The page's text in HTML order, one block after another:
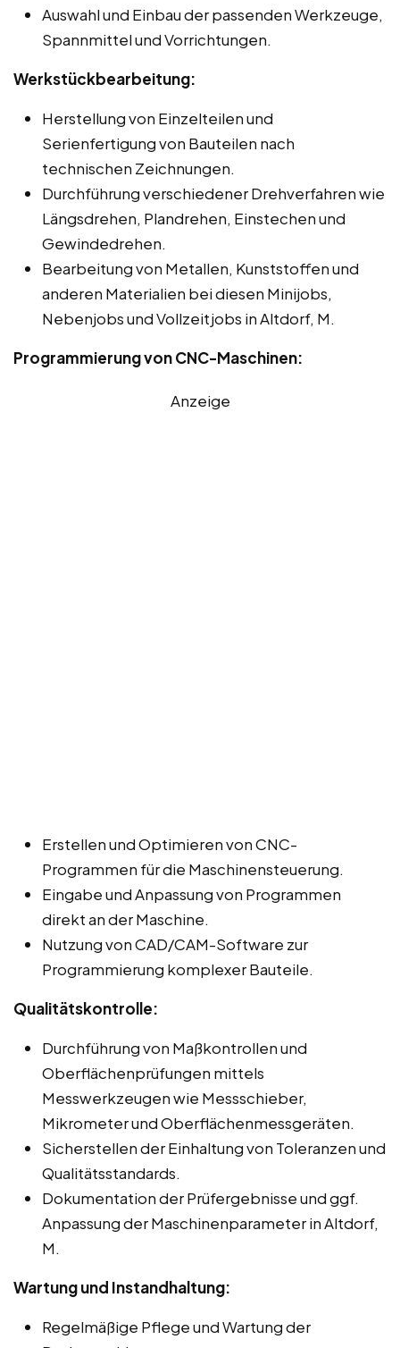
Auswahl und Einbau der passenden Werkzeuge,
Spannmittel und Vorrichtungen.
Werkstückbearbeitung:
Herstellung von Einzelteilen und
Serienfertigung von Bauteilen nach
technischen Zeichnungen.
Durchführung verschiedener Drehverfahren wie
Längsdrehen, Plandrehen, Einstechen und
Gewindedrehen.
Bearbeitung von Metallen, Kunststoffen und
anderen Materialien bei diesen Minijobs,
Nebenjobs und Vollzeitjobs in Altdorf, M.
Programmierung von CNC-Maschinen:
Anzeige
Erstellen und Optimieren von CNC-
Programmen für die Maschinensteuerung.
Eingabe und Anpassung von Programmen
direkt an der Maschine.
Nutzung von CAD/CAM-Software zur
Programmierung komplexer Bauteile.
Qualitätskontrolle:
Durchführung von Maßkontrollen und
Oberflächenprüfungen mittels
Messwerkzeugen wie Messschieber,
Mikrometer und Oberflächenmessgeräten.
Sicherstellen der Einhaltung von Toleranzen und
Qualitätsstandards.
Dokumentation der Prüfergebnisse und ggf.
Anpassung der Maschinenparameter in Altdorf,
M.
Wartung und Instandhaltung:
Regelmäßige Pflege und Wartung der